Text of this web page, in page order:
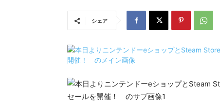
シェア